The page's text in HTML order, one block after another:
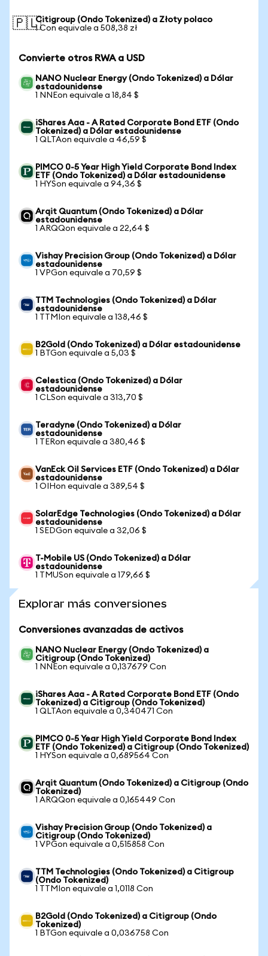
🇵🇱Citigroup (Ondo Tokenized) a Złoty polaco
1 Con equivale a 508,38 zł
Convierte otros RWA a USD
NANO Nuclear Energy (Ondo Tokenized) a Dólar
estadounidense
1 NNEon equivale a 18,84 $
iShares Aaa - A Rated Corporate Bond ETF (Ondo
Tokenized) a Dólar estadounidense
1 QLTAon equivale a 46,59 $
PIMCO 0-5 Year High Yield Corporate Bond Index
ETF (Ondo Tokenized) a Dólar estadounidense
1 HYSon equivale a 94,36 $
Arqit Quantum (Ondo Tokenized) a Dólar
estadounidense
1 ARQQon equivale a 22,64 $
Vishay Precision Group (Ondo Tokenized) a Dólar
estadounidense
1 VPGon equivale a 70,59 $
TTM Technologies (Ondo Tokenized) a Dólar
estadounidense
1 TTMIon equivale a 138,46 $
B2Gold (Ondo Tokenized) a Dólar estadounidense
1 BTGon equivale a 5,03 $
Celestica (Ondo Tokenized) a Dólar
estadounidense
1 CLSon equivale a 313,70 $
Teradyne (Ondo Tokenized) a Dólar
estadounidense
1 TERon equivale a 380,46 $
VanEck Oil Services ETF (Ondo Tokenized) a Dólar
estadounidense
1 OIHon equivale a 389,54 $
SolarEdge Technologies (Ondo Tokenized) a Dólar
estadounidense
1 SEDGon equivale a 32,06 $
T-Mobile US (Ondo Tokenized) a Dólar
estadounidense
1 TMUSon equivale a 179,66 $
Explorar más conversiones
Conversiones avanzadas de activos
NANO Nuclear Energy (Ondo Tokenized) a
Citigroup (Ondo Tokenized)
1 NNEon equivale a 0,137679 Con
iShares Aaa - A Rated Corporate Bond ETF (Ondo
Tokenized) a Citigroup (Ondo Tokenized)
1 QLTAon equivale a 0,340471 Con
PIMCO 0-5 Year High Yield Corporate Bond Index
ETF (Ondo Tokenized) a Citigroup (Ondo Tokenized)
1 HYSon equivale a 0,689564 Con
Arqit Quantum (Ondo Tokenized) a Citigroup (Ondo
Tokenized)
1 ARQQon equivale a 0,165449 Con
Vishay Precision Group (Ondo Tokenized) a
Citigroup (Ondo Tokenized)
1 VPGon equivale a 0,515858 Con
TTM Technologies (Ondo Tokenized) a Citigroup
(Ondo Tokenized)
1 TTMIon equivale a 1,0118 Con
B2Gold (Ondo Tokenized) a Citigroup (Ondo
Tokenized)
1 BTGon equivale a 0,036758 Con